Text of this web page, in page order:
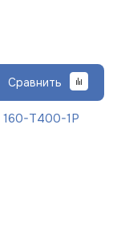
Сравнить
160-Т400-1Р